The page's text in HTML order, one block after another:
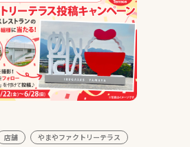
店舗 やまやファクトリーテラス